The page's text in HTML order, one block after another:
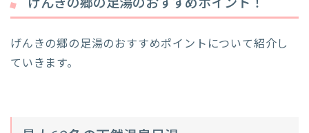
げんきの郷の足湯のおすすめポイント！
げんきの郷の足湯のおすすめポイントについて紹介し
ていきます。